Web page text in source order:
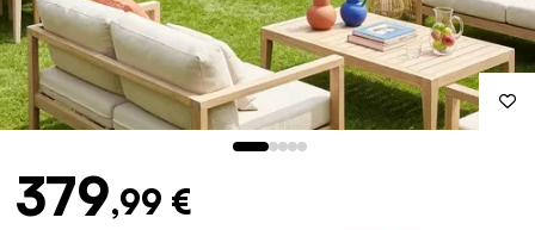
379,99 €